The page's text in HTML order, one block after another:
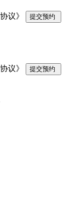
议》 提交预约
议》 提交预约